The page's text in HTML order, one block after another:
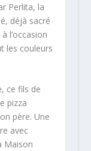
Perlita, la
déjà sacré
l’occasion
les couleurs
ce fils de
pizza
père. Une
avec
Maison